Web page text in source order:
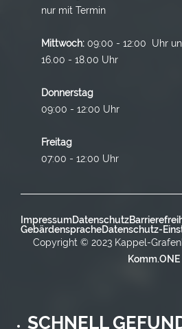
nur mit Termin
Mittwoch: 09:00 - 12:00 Uhr
16.00 - 18.00 Uhr
Donnerstag
09:00 - 12:00 Uhr
Freitag
07:00 - 12:00
ImpressumDatenschutz
GebärdenspracheDatenschutz-
Copyright © 2023 Kappel-
Komm.ONE
SCHNELL